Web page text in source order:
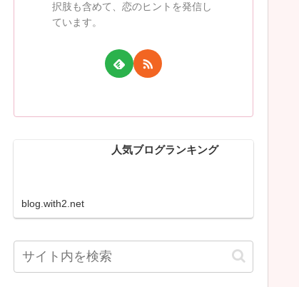
択肢も含めて、恋のヒントを発信し
ています。
人気ブログランキング
blog.with2.net